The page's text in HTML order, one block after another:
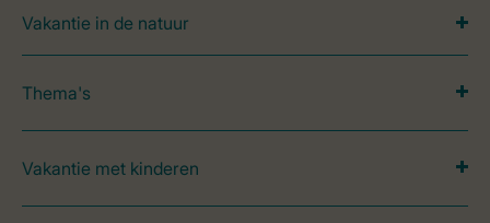
Vakantie in de natuur
Thema's
Vakantie met kinderen